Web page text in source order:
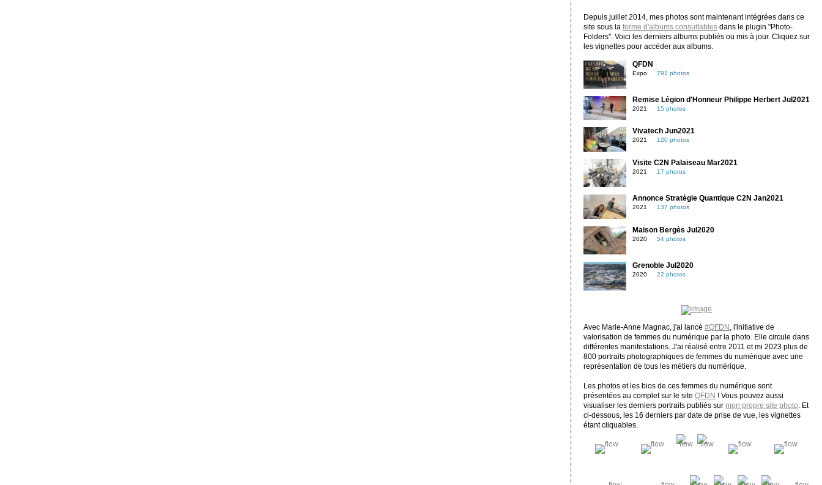
Depuis juillet 2014, mes photos sont maintenant intégrées dans ce
site sous la forme d'albums consultablesdans le plugin "Photo-
Folders". Voici les derniers albums publiés ou mis à jour. Cliquez sur
les vignettes pour accéder aux albums.
QFDN
Expo 791 photos
Remise Légion d'Honneur Philippe Herbert Jul2021
2021 15 photos
Vivatech Jun2021
2021 120 photos
Visite C2N Palaiseau Mar2021
2021 17 photos
Annonce Stratégie Quantique C2N Jan2021
2021 137 photos
Maison Bergès Jul2020
2020 54 photos
Grenoble Jul2020
2020 22 photos
Avec Marie-Anne Magnac, j'ai lancé #QFDN
, l'initiative de
valorisation de femmes du numérique par la photo. Elle circule dans
différentes manifestations. J'ai réalisé entre 2011 et mi 2023 plus de
800 portraits photographiques de femmes du numérique avec une
représentation de tous les métiers du numérique.
Les photos et les bios de ces femmes du numérique sont
présentées au complet sur le site QFDN ! Vous pouvez aussi
visualiser les derniers portraits publiés sur mon propre site photo . Et
ci-dessous, les 16 derniers par date de prise de vue, les vignettes
étant cliquables.